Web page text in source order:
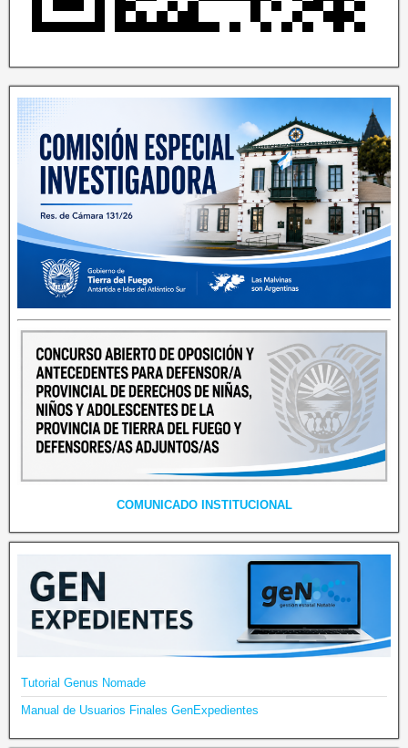
COMUNICADO INSTITUCIONAL
Tutorial Genus Nomade
Manual de Usuarios Finales GenExpedientes